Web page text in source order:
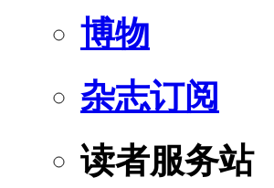
博物
杂志订阅
读者服务站